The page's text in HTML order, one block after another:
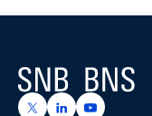
Logo
https://x.com/
https://https://